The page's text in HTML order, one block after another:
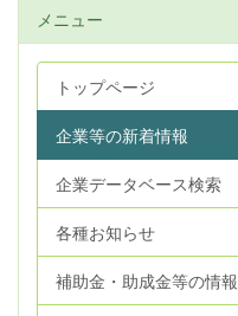
メニュー
トップページ
企業等の新着情報
企業データベース検索
各種お知らせ
補助金・助成金等の情報